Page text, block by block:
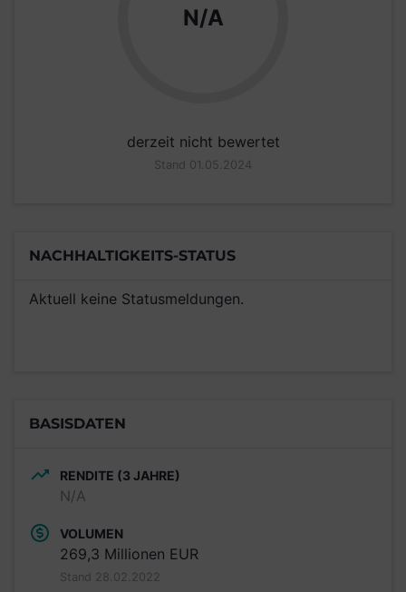
N/A
derzeit nicht bewertet
Stand 01.05.2024
NACHHALTIGKEITS-STATUS
Aktuell keine Statusmeldungen.
BASISDATEN
RENDITE (3 JAHRE)
N/A
VOLUMEN
269,3 Millionen EUR
Stand 28.02.2022